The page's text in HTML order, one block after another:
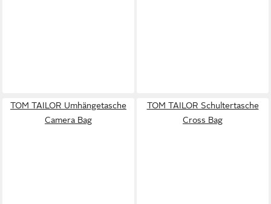
TOM TAILOR Umhängetasche
Camera Bag
TOM TAILOR Schultertasche
Cross Bag